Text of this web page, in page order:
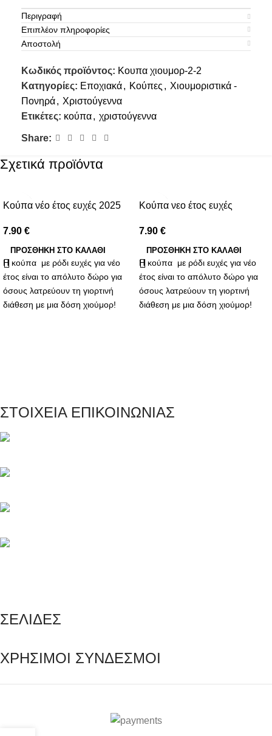
Περιγραφή
Επιπλέον πληροφορίες
Αποστολή
Κωδικός προϊόντος: Κουπα χιουμορ-2-2
Κατηγορίες: Εποχιακά, Κούπες , Χιουμοριστικά -
Πονηρά, Χριστούγεννα
Ετικέτες: κούπα, χριστούγεννα
Share:
Σχετικά προϊόντα
Κούπα νέο έτος ευχές 2025
7.90 €
ΠΡΟΣΘΉΚΗ ΣΤΟ ΚΑΛΆΘΙ
Η κούπα με ρόδι ευχές για νέο
έτος είναι το απόλυτο δώρο για
όσους λατρεύουν τη γιορτινή
διάθεση με μια δόση χιούμορ!
Κούπα νεο έτος ευχές
7.90 €
ΠΡΟΣΘΉΚΗ ΣΤΟ ΚΑΛΆΘΙ
Η κούπα με ρόδι ευχές για νέο
έτος είναι το απόλυτο δώρο για
όσους λατρεύουν τη γιορτινή
διάθεση με μια δόση χιούμορ!
ΣΤΟΙΧΕΙΑ ΕΠΙΚΟΙΝΩΝΙΑΣ
ΣΕΛΙΔΕΣ
ΧΡΗΣΙΜΟΙ ΣΥΝΔΕΣΜΟΙ